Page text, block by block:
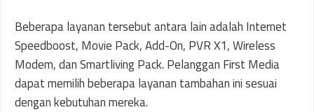
Beberapa layanan tersebut antara lain adalah Internet
Speedboost, Movie Pack, Add-On, PVR X1, Wireless
Modem, dan Smartliving Pack. Pelanggan First Media
dapat memilih beberapa layanan tambahan ini sesuai
dengan kebutuhan mereka.